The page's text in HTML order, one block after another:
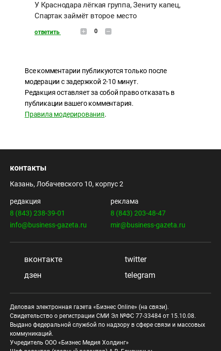
У Краснодара лёгкая группа, Зениту капец,
Спартак займёт второе место
ответить 0
Все комментарии публикуются только после
модерации с задержкой 2-10 минут.
Редакция оставляет за собой право отказать в
публикации вашего комментария.
Правила модерирования.
контакты
Казань, Лобачевского 10, корпус 2
редакция
8 (843) 238-39-01
info@business-gazeta.ru
реклама
8 (843) 203-48-47
mir@business-gazeta.ru
вконтакте
twitter
дзен
telegram
Деловая электронная газета «Бизнес Online» (на связи).
Свидетельство о регистрации СМИ Эл №ФС 77-33484 от 15.10.08.
Выдано федеральной службой по надзору в сфере связи и массовых
коммуникаций.
Учредитель ООО «Бизнес Медия Холдинг»